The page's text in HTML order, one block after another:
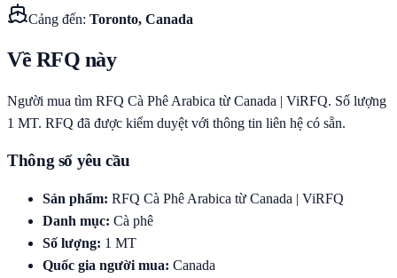
Cảng đến: Toronto, Canada
Về RFQ này
Người mua tìm RFQ Cà Phê Arabica từ Canada | ViRFQ. Số lượng
1 MT. RFQ đã được kiểm duyệt với thông tin liên hệ có sẵn.
Thông số yêu cầu
Sản phẩm: RFQ Cà Phê Arabica từ Canada | ViRFQ
Danh mục: Cà phê
Số lượng: 1 MT
Quốc gia người mua: Canada